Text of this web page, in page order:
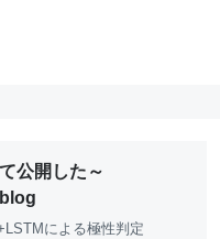
公開した～
による極性判定